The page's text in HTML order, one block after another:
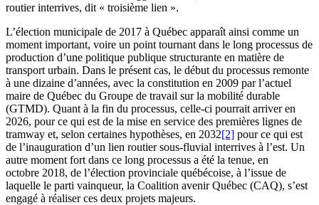
routier interrives, dit « troisième lien ».
L’élection municipale de 2017 à Québec apparaît ainsi comme un
moment important, voire un point tournant dans le long processus de
production d’une politique publique structurante en matière de
transport urbain. Dans le présent cas, le début du processus remonte
à une dizaine d’années, avec la constitution en 2009 par l’actuel
maire de Québec du Groupe de travail sur la mobilité durable
(GTMD). Quant à la fin du processus, celle-ci pourrait arriver en
2026, pour ce qui est de la mise en service des premières lignes de
tramway et, selon certaines hypothèses, en 2032[2] pour ce qui est
de l’inauguration d’un lien routier sous-fluvial interrives à l’est. Un
autre moment fort dans ce long processus a été la tenue, en
octobre 2018, de l’élection provinciale québécoise, à l’issue de
laquelle le parti vainqueur, la Coalition avenir Québec (CAQ), s’est
engagé à réaliser ces deux projets majeurs.